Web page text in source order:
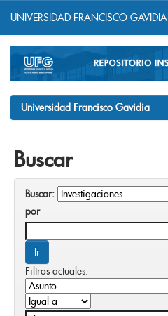
navigation
UNIVERSIDAD FRANCISCO GAVIDIA
Universidad Francisco Gavidia
Buscar
Buscar:
por
Filtros actuales: